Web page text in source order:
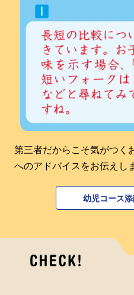
第三者だからこそ気がつく
へのアドバイスをお伝えし
幼児コース